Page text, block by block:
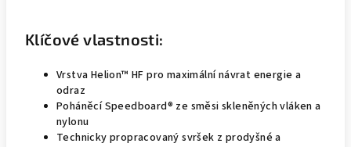
Klíčové vlastnosti:
Vrstva Helion™ HF pro maximální návrat energie a
odraz
Poháněcí Speedboard® ze směsi skleněných vláken a
nylonu
Technicky propracovaný svršek z prodyšné a